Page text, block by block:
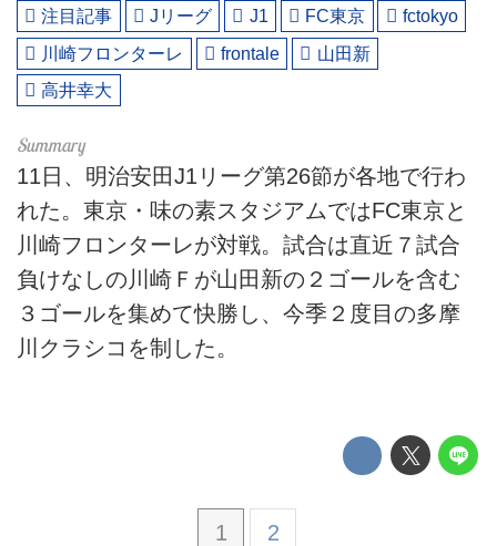
注目記事 Jリーグ J1 FC東京
fctokyo
川崎フロンターレ
frontale
山田新
高井幸大
11日、明治安田J1リーグ第26節が各地で行わ
れた。東京・味の素スタジアムではFC東京と
川崎フロンターレが対戦。試合は直近７試合
負けなしの川崎Ｆが山田新の２ゴールを含む
３ゴールを集めて快勝し、今季２度目の多摩
川クラシコを制した。
1 2